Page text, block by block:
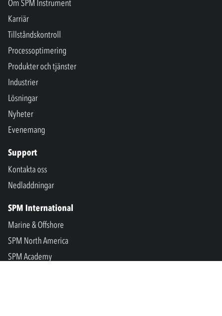
Om SPM Instrument
Karriär
Tillståndskontroll
Processoptimering
Produkter och tjänster
Industrier
Lösningar
Nyheter
Evenemang
Support
Kontakta oss
Nedladdningar
SPM International
Marine & Offshore
SPM North America
SPM Academy